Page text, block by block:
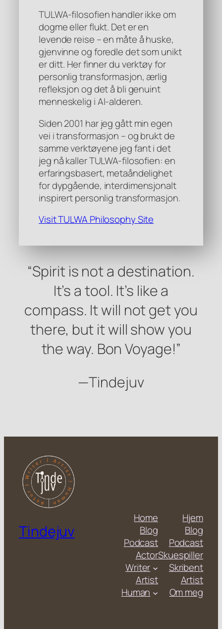
TULWA-filosofien handler ikke om
dogme eller flukt. Det er en
levende reise – en måte å huske,
gjenvinne og foredle det som unikt
er ditt. Her finner du verktøy for
personlig transformasjon, ærlig
refleksjon og det å bli genuint
menneskelig i AI-alderen.
Siden 2001 har jeg gått min egen
vei i transformasjon – og brukt de
samme verktøyene jeg fant i det
jeg nå kaller TULWA-filosofien: en
erfaringsbasert, metaåndelighet
for dypgående, interdimensjonalt
inspirert personlig transformasjon.
Visit TULWA Philosophy Site
“Spirit is not a destination.
It’s a tool. It’s like a
compass. It will not get you
there, but it will show you
the way. Bon Voyage!”
—Tindejuv
Tindejuv
Home
Blog
Podcast
Actor
Writer
Artist
Human
Hjem
Blog
Podcast
Skuespiller
Skribent
Artist
Om meg